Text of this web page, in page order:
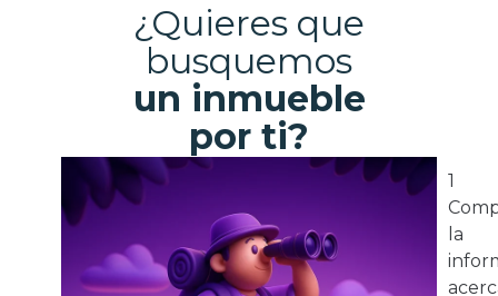
¿Quieres que
busquemos
un inmueble
por ti?
1
la